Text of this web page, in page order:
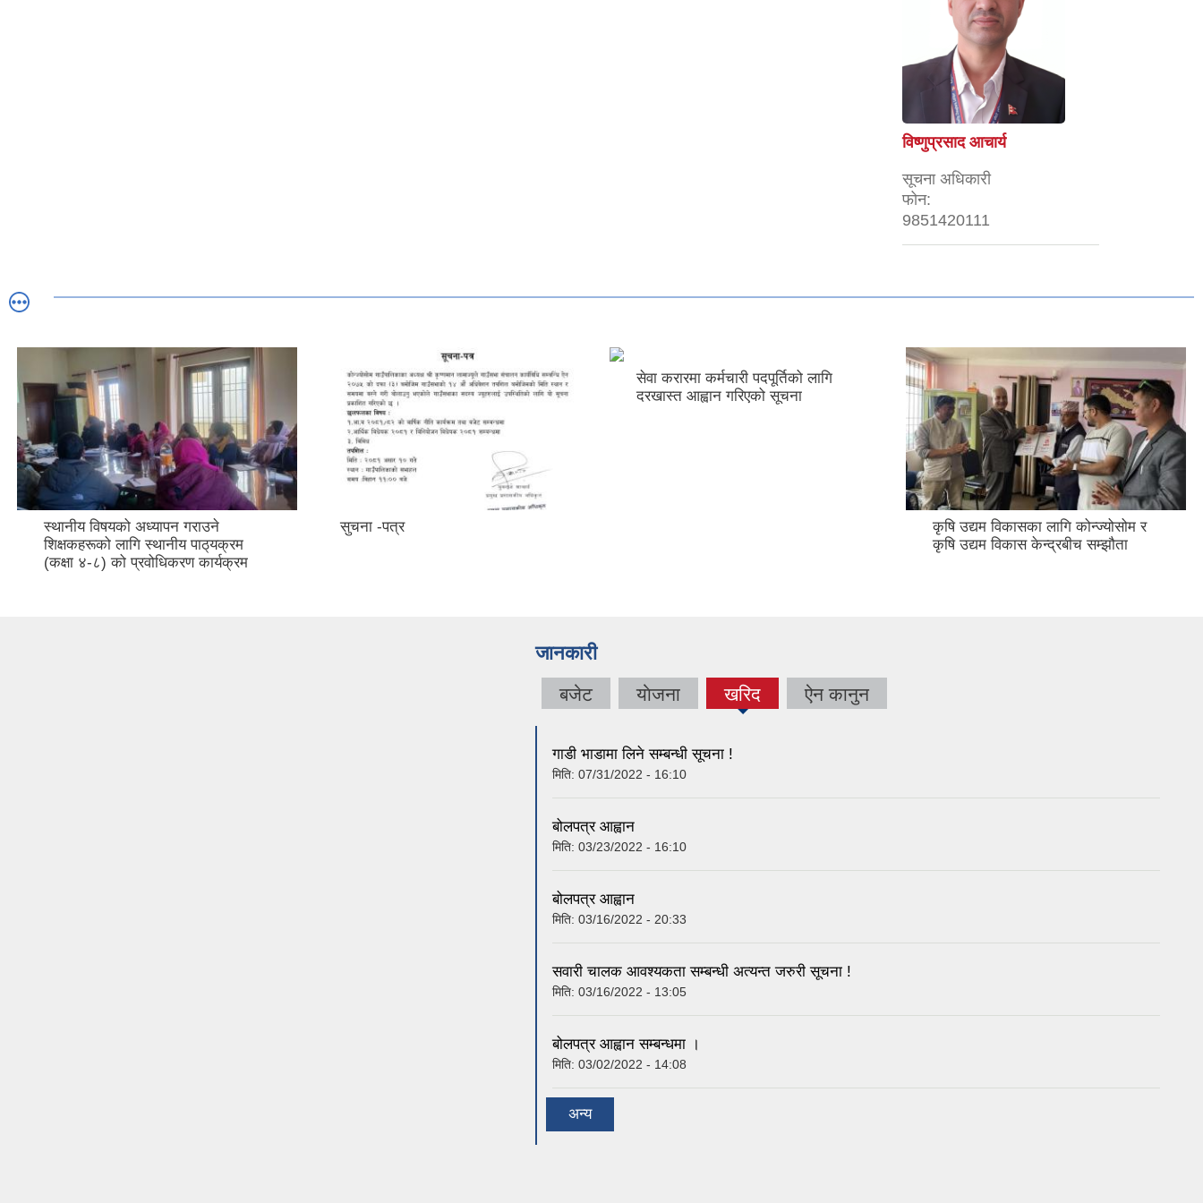
विष्णुप्रसाद आचार्य
सूचना अधिकारी
फोन:
9851420111
स्थानीय विषयको अध्यापन गराउने
शिक्षकहरूको लागि स्थानीय पाठ्‌यक्रम
(कक्षा ४-८) को प्रवोधिकरण कार्यक्रम
सुचना -पत्र
सेवा करारमा कर्मचारी पदपूर्तिको लागि
दरखास्त आह्वान गरिएको सूचना
कृषि उद्यम विकासका लागि कोन्ज्योसोम र
कृषि उद्यम विकास केन्द्रबीच सम्झौता
जानकारी
बजेट याेजना खरिद
(active
ऐन कानुन
गाडी भाडामा लिने सम्बन्धी सूचना !
मिति: 07/31/2022 - 16:10
बोलपत्र आह्वान
मिति: 03/23/2022 - 16:10
बोलपत्र आह्वान
मिति: 03/16/2022 - 20:33
सवारी चालक आवश्यकता सम्बन्धी अत्यन्त जरुरी सूचना !
मिति: 03/16/2022 - 13:05
बोलपत्र आह्वान सम्बन्धमा ।
मिति: 03/02/2022 - 14:08
अन्य